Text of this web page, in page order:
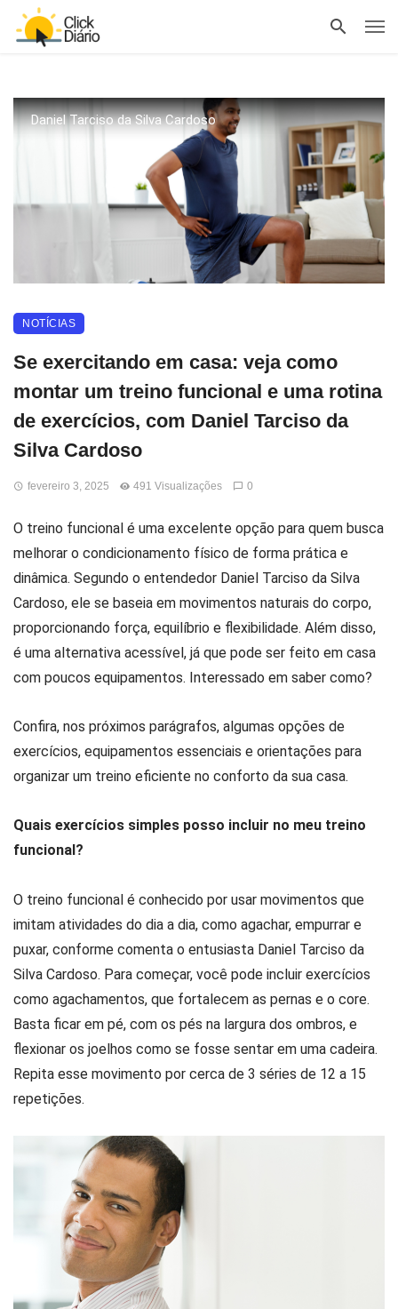
Daniel Tarciso da Silva Cardoso
NOTÍCIAS
Se exercitando em casa: veja como
montar um treino funcional e uma rotina
de exercícios, com Daniel Tarciso da
Silva Cardoso
fevereiro 3, 2025 491 Visualizações 0
O treino funcional é uma excelente opção para quem busca
melhorar o condicionamento físico de forma prática e
dinâmica. Segundo o entendedor Daniel Tarciso da Silva
Cardoso, ele se baseia em movimentos naturais do corpo,
proporcionando força, equilíbrio e flexibilidade. Além disso,
é uma alternativa acessível, já que pode ser feito em casa
com poucos equipamentos. Interessado em saber como?
Confira, nos próximos parágrafos, algumas opções de
exercícios, equipamentos essenciais e orientações para
organizar um treino eficiente no conforto da sua casa.
Quais exercícios simples posso incluir no meu treino
funcional?
O treino funcional é conhecido por usar movimentos que
imitam atividades do dia a dia, como agachar, empurrar e
puxar, conforme comenta o entusiasta Daniel Tarciso da
Silva Cardoso. Para começar, você pode incluir exercícios
como agachamentos, que fortalecem as pernas e o core.
Basta ficar em pé, com os pés na largura dos ombros, e
flexionar os joelhos como se fosse sentar em uma cadeira.
Repita esse movimento por cerca de 3 séries de 12 a 15
repetições.